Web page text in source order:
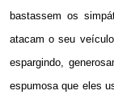
bastassem os
atacam o seu
espargindo,
espumosa que eles